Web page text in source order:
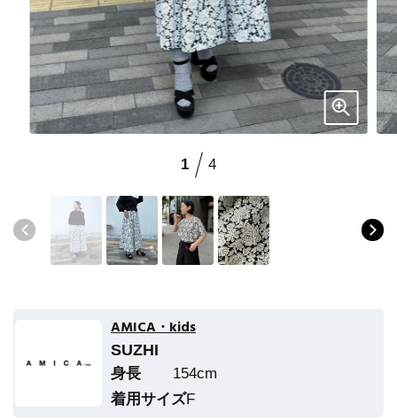
【予約】新作ウェアをチェック
【Tシャツ】デイリーに活躍
【日傘】完全遮光・軽量傘
【リネン】涼しい夏素材
【レース】上品な透け感
【雨の日】急な雨対策グッズ
アイテム一覧
SALE
ウェア
ブラウス・シャツ
カットソー・Tシャツ
すべてのシューズ
すべてのバッグ・財布
ファッション小物
マイページ
SUPPORT
カスタマーサポート
お知らせ
1 4
AMICA・kids
SUZHI
身長
154cm
着用サイズF